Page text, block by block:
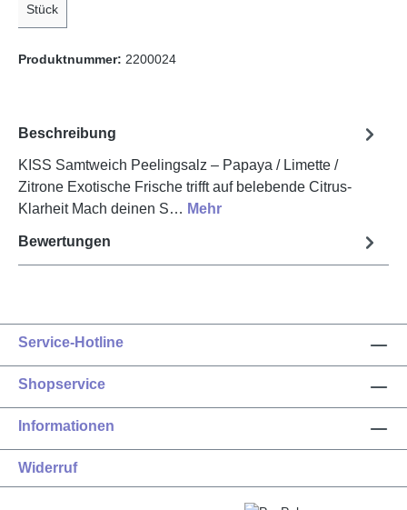
Stück
Produktnummer: 2200024
Beschreibung
KISS Samtweich Peelingsalz – Papaya / Limette /
Zitrone Exotische Frische trifft auf belebende Citrus-
Klarheit Mach deinen S… Mehr
Bewertungen
Service-Hotline
Shopservice
Informationen
Widerruf